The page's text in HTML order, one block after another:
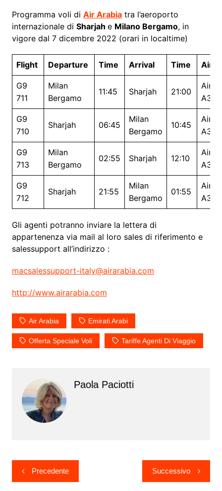
Programma voli di Air Arabiatra l’aeroporto
internazionale di Sharjah e Milano Bergamo, in
vigore dal 7 dicembre 2022 (orari in localtime)
Flight Departure Time Arrival Time
G9
711
Milan
Bergamo
11:45 Sharjah 21:00
A321
G9
710
Sharjah 06:45
Milan
Bergamo
10:45
A321
G9
713
Milan
Bergamo
02:55 Sharjah 12:10
A321
G9
712
Sharjah 21:55
Milan
Bergamo
01:55
A321
Gli agenti potranno inviare la lettera di
appartenenza via mail al loro sales di riferimento e
salessupport all’indirizzo :
macsalessupport-italy@airarabia.com
http://www.airarabia.com
Air Arabia Emirati Arabi
Offerta Speciale Voli Tariffe Agenti Di Viaggio
Paola Paciotti
Navigazione
articoli
Precedente Successivo